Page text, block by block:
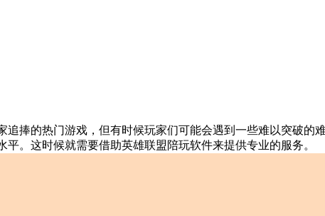
追捧的热门游戏，但有时候玩家们可能会遇到一些难以突破的
平。这时候就需要借助英雄联盟陪玩软件来提供专业的服务。